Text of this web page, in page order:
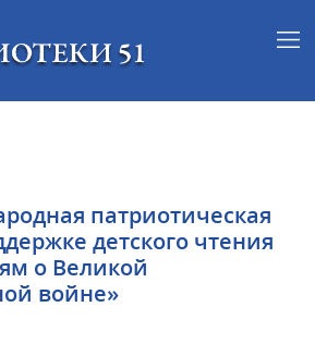
патриотическая
детского чтения
о Великой
войне»